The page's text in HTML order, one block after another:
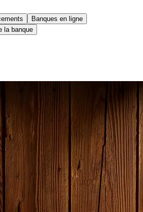
Banques en ligne
la banque